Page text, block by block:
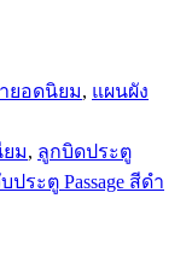
ยอดนิยม, แผนผัง
ม, ลูกบิดประตู
ประตู Passage สีดำ